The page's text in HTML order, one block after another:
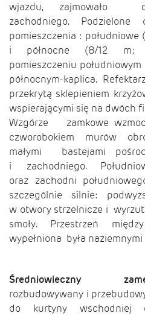
wjazdu, zajmowało
zachodniego.
pomieszczenia :
i północne (8/12 m;
pomieszczeniu
północnym-kaplica.
przekrytą sklepieniem
wspierającymi się na dwóch
Wzgórze zamkowe
czworobokiem murów
małymi bastejami
i zachodniego.
oraz zachodni
szczególnie silnie:
w otwory strzelnicze i
smoły. Przestrzeń
wypełniona była
Średniowieczny
rozbudowywany i
do kurtyny wschodniej